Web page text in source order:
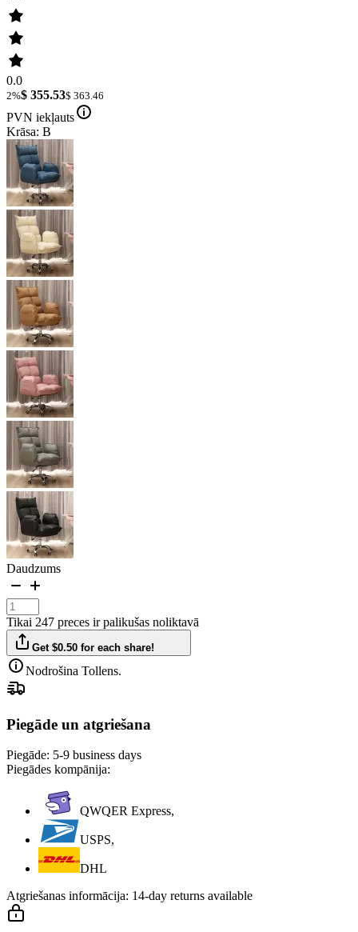
0.0
2%$ 355.53$ 363.46
PVN iekļauts
Krāsa: B
Daudzums
Tikai 247 preces ir palikušas noliktavā
Get $0.50 for each share!
Nodrošina Tollens.
Piegāde un atgriešana
Piegāde: 5-9 business days
Piegādes kompānija:
QWQER Express,
USPS,
DHL
Atgriešanas informācija: 14-day returns available